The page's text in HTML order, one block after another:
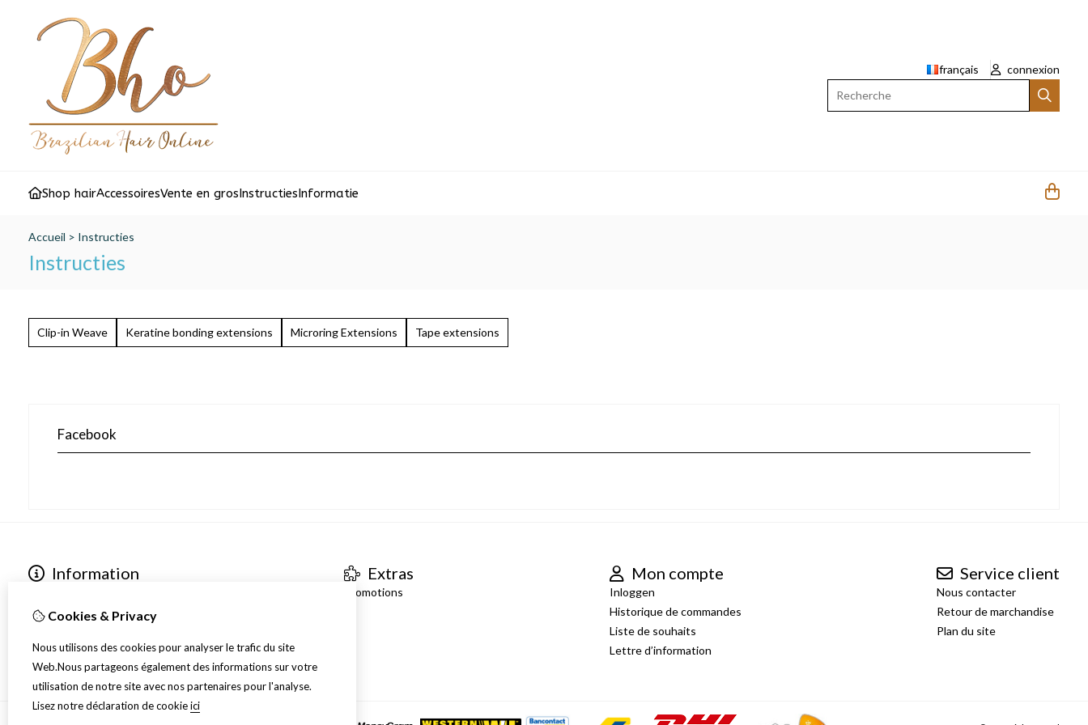
français
connexion
Shop hairAccessoiresVente en grosInstructiesInformatie
Accueil > Instructies
Instructies
Clip-in Weave Keratine bonding extensions Microring Extensions Tape extensions
Facebook
Information
Envoi
Algemene voorwaarden
Extras
Promotions
Mon compte
Inloggen
Historique de commandes
Liste de souhaits
Lettre d’information
Service client
Nous contacter
Retour de marchandise
Plan du site
Cookies & Privacy
Nous utilisons des cookies pour analyser le trafic du site
Web.Nous partageons également des informations sur votre
utilisation de notre site avec nos partenaires pour l'analyse.
Lisez notre déclaration de cookieici